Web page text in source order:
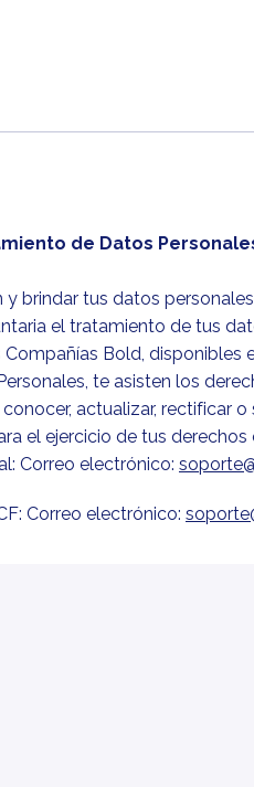
de Datos
y brindar tus datos
el tratamiento de tus
Compañías Bold, disponibles
te asisten los
actualizar, rectificar
el ejercicio de tus
Correo electrónico:
Correo electrónico: